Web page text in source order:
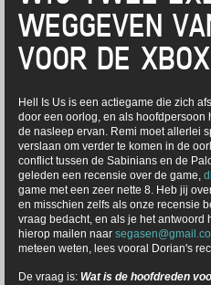
WEGGEVEN
VOOR DE
Hell Is Us is een actiegame die zich
door een oorlog, en als hoofdpersoon
de nasleep ervan. Remi moet allerlei
verslaan om verder te komen in de
conflict tussen de Sabinians en de
geleden een recensie over de game,
game met een zeer nette 8. Heb jij
en misschien zelfs als onze recensie
vraag bedacht, en als je het antwoord
hierop mailen naar
meteen weten, lees vooral Dorian's
De vraag is: Wat is de hoofdreden